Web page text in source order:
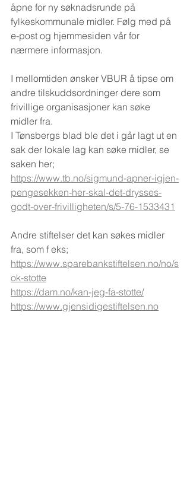
åpne for ny søknadsrunde på
fylkeskommunale midler. Følg med på
e-post og hjemmesiden vår for
nærmere informasjon.
I mellomtiden ønsker VBUR å tipse om
andre tilskuddsordninger dere som
frivillige organisasjoner kan søke
midler fra.
I Tønsbergs blad ble det i går lagt ut en
sak der lokale lag kan søke midler, se
saken her;
https://www.tb.no/sigmund-apner-igjen-
pengesekken-her-skal-det-drysses-
godt-over-frivilligheten/s/5-76-1533431
Andre stiftelser det kan søkes midler
fra, som f eks;
https://www.sparebankstiftelsen.no/no/s
ok-stotte
https://dam.no/kan-jeg-fa-stotte/
https://www.gjensidigestiftelsen.no